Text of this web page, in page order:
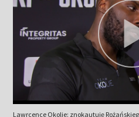
Lawrcence Okolie: znokautuję